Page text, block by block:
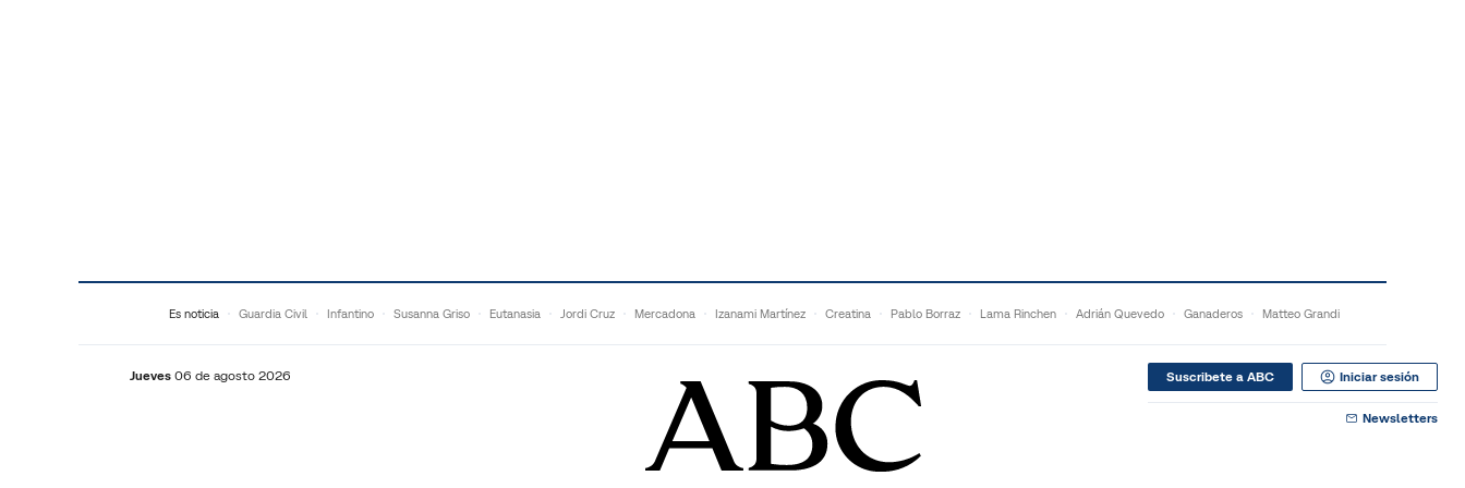
Es noticia Guardia Civil Infantino Susanna Griso Eutanasia Jordi Cruz Mercadona Izanami Martínez Creatina Pablo Borraz Lama Rinchen Adrián Quevedo Ganaderos Matteo Grandi
Jueves 06 de agosto 2026 Suscribete a ABC Iniciar sesión
Newsletters